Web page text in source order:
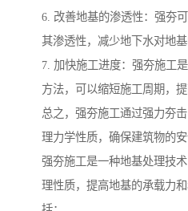
6. 改善地基的渗透性：强夯
其渗透性，减少地下水对地基
7. 加快施工进度：强夯施工
方法，可以缩短施工周期，提
总之，强夯施工通过强力夯
理力学性质，确保建筑物的安
强夯施工是一种地基处理技
理性质，提高地基的承载力